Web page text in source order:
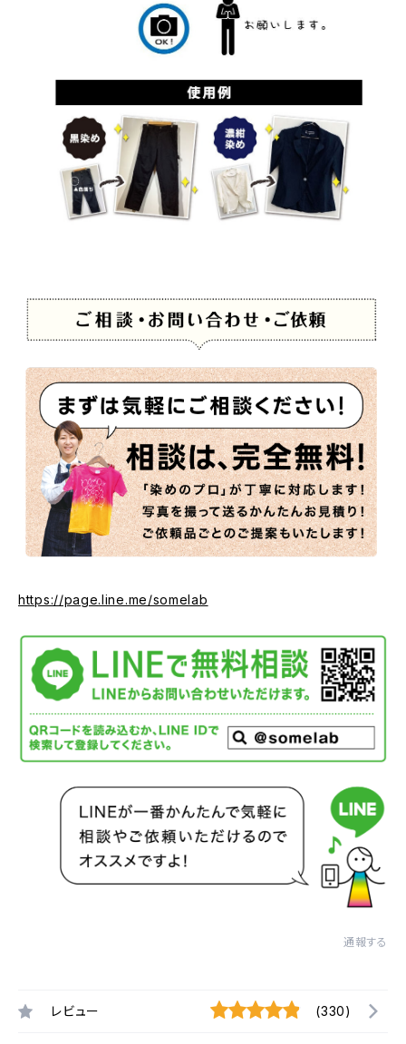
https://page.line.me/somelab
通報する
レビュー (330)